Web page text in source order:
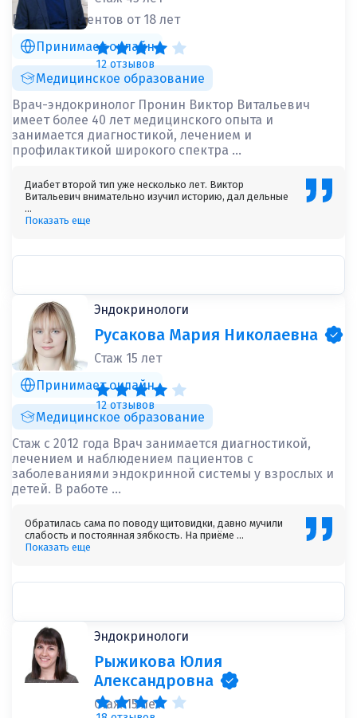
12 отзывов
Приём пациентов от 18 лет
Принимает онлайн
Медицинское образование
Врач-эндокринолог Пронин Виктор Витальевич
имеет более 40 лет медицинского опыта и
занимается диагностикой, лечением и
профилактикой широкого спектра ...
Диабет второй тип уже несколько лет. Виктор
Витальевич внимательно изучил историю, дал дельные
...
Показать еще
12 отзывов
Эндокринологи
Русакова Мария Николаевна
Стаж 15 лет
Принимает онлайн
Медицинское образование
Стаж с 2012 года Врач занимается диагностикой,
лечением и наблюдением пациентов с
заболеваниями эндокринной системы у взрослых и
детей. В работе ...
Обратилась сама по поводу щитовидки, давно мучили
слабость и постоянная зябкость. На приёме ...
Показать еще
Эндокринологи
Рыжикова Юлия
Александровна
Стаж 15 лет